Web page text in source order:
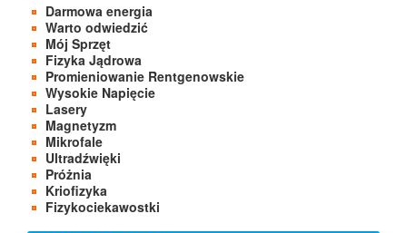
Darmowa energia
Warto odwiedzić
Mój Sprzęt
Fizyka Jądrowa
Promieniowanie Rentgenowskie
Wysokie Napięcie
Lasery
Magnetyzm
Mikrofale
Ultradźwięki
Próżnia
Kriofizyka
Fizykociekawostki